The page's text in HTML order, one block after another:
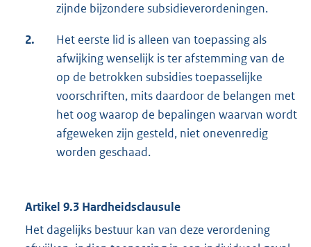
zijnde bijzondere subsidieverordeningen.
2.
Het eerste lid is alleen van toepassing als
afwijking wenselijk is ter afstemming van de
op de betrokken subsidies toepasselijke
voorschriften, mits daardoor de belangen met
het oog waarop de bepalingen waarvan wordt
afgeweken zijn gesteld, niet onevenredig
worden geschaad.
Artikel 9.3 Hardheidsclausule
Het dagelijks bestuur kan van deze verordening